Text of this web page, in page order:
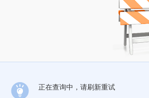
正在查询中，请刷新重试